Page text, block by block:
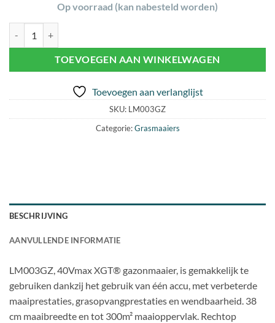
Op voorraad (kan nabesteld worden)
TOEVOEGEN AAN WINKELWAGEN
Toevoegen aan verlanglijst
SKU: LM003GZ
Categorie:Grasmaaiers
BESCHRIJVING
AANVULLENDE INFORMATIE
LM003GZ, 40Vmax XGT® gazonmaaier, is gemakkelijk te
gebruiken dankzij het gebruik van één accu, met verbeterde
maaiprestaties, grasopvangprestaties en wendbaarheid. 38
cm maaibreedte en tot 300m² maaioppervlak. Rechtop